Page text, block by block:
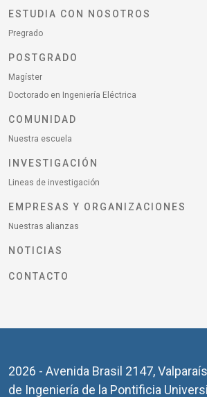
ESTUDIA CON NOSOTROS
Pregrado
POSTGRADO
Magíster
Doctorado en Ingeniería Eléctrica
COMUNIDAD
Nuestra escuela
INVESTIGACIÓN
Lineas de investigación
EMPRESAS Y ORGANIZACIONES
Nuestras alianzas
NOTICIAS
CONTACTO
2026 - Avenida Brasil 2147,
de Ingeniería de la Pontificia